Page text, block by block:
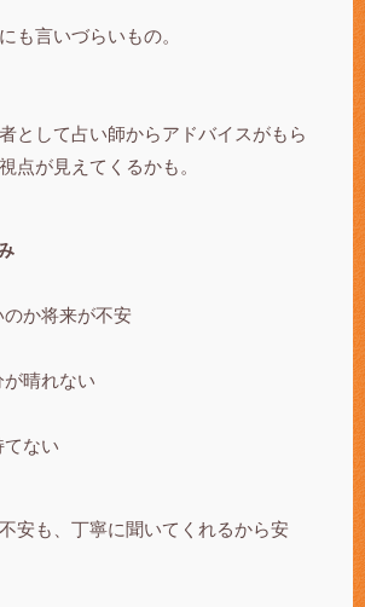
も言いづらいもの。
として占い師からアドバイスがもら
点が見えてくるかも。
のか将来が不安
が晴れない
てない
安も、丁寧に聞いてくれるから安